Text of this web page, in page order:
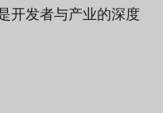
开发者与产业的深度